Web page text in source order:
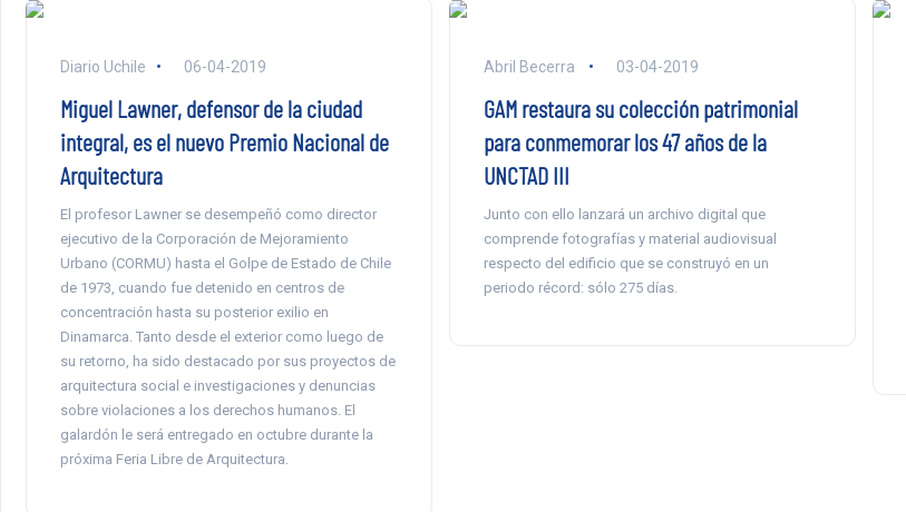
Diario Uchile 06-04-2019
Miguel Lawner, defensor de la ciudad
integral, es el nuevo Premio Nacional de
Arquitectura
El profesor Lawner se desempeñó como director
ejecutivo de la Corporación de Mejoramiento
Urbano (CORMU) hasta el Golpe de Estado de Chile
de 1973, cuando fue detenido en centros de
concentración hasta su posterior exilio en
Dinamarca. Tanto desde el exterior como luego de
su retorno, ha sido destacado por sus proyectos de
arquitectura social e investigaciones y denuncias
sobre violaciones a los derechos humanos. El
galardón le será entregado en octubre durante la
próxima Feria Libre de Arquitectura.
Abril Becerra 03-04-2019
GAM restaura su colección patrimonial
para conmemorar los 47 años de la
UNCTAD III
Junto con ello lanzará un archivo digital que
comprende fotografías y material audiovisual
respecto del edificio que se construyó en un
periodo récord: sólo 275 días.